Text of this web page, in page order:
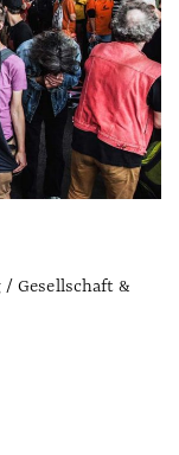
Gesellschaft &